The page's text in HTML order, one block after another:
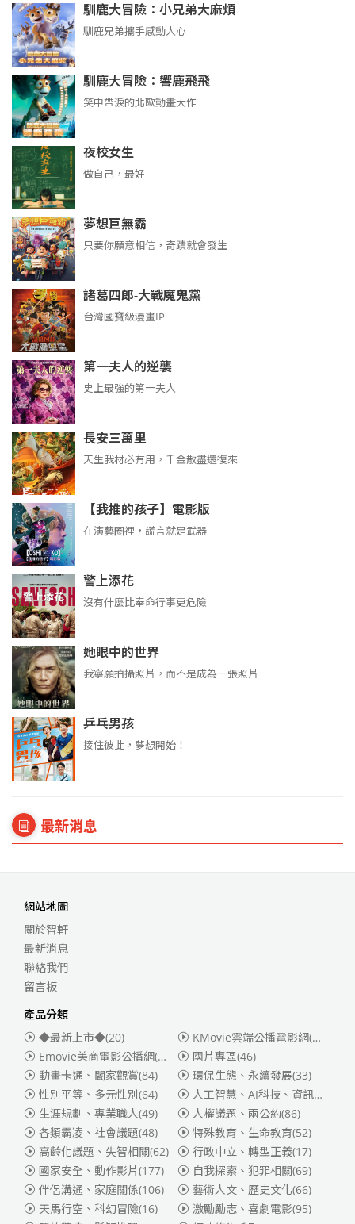
馴鹿大冒險：小兄弟大麻煩
馴鹿兄弟攜手感動人心
馴鹿大冒險：響鹿飛飛
笑中帶淚的北歐動畫大作
夜校女生
做自己，最好
夢想巨無霸
只要你願意相信，奇蹟就會發生
諸葛四郎-大戰魔鬼黨
台灣國寶級漫畫IP
第一夫人的逆襲
史上最強的第一夫人
長安三萬里
天生我材必有用，千金散盡還復來
【我推的孩子】電影版
在演藝圈裡，謊言就是武器
警上添花
沒有什麼比奉命行事更危險
她眼中的世界
我寧願拍攝照片，而不是成為一張照片
乒乓男孩
接住彼此，夢想開始！
最新消息
網站地圖
關於智軒
最新消息
聯絡我們
留言板
產品分類
◆最新上市◆(20)
KMovie雲端公播電影網(迪士尼、福斯、索尼)
Emovie美商電影公播網(華納)
(186)
國片專區(46)
動畫卡通、闔家觀賞(84) 環保生態、永續發展(33)
性別平等、多元性別(64) 人工智慧、AI科技、資訊安全
生涯規劃、專業職人(49) 人權議題、兩公約(86)
各類霸凌、社會議題(48) 特殊教育、生命教育(52)
高齡化議題、失智相關(62) 行政中立、轉型正義(17)
國家安全、動作影片(177) 自我探索、犯罪相關(69)
伴侶溝通、家庭關係(106) 藝術人文、歷史文化(66)
天馬行空、科幻冒險(16) 激勵勵志、喜劇電影(95)